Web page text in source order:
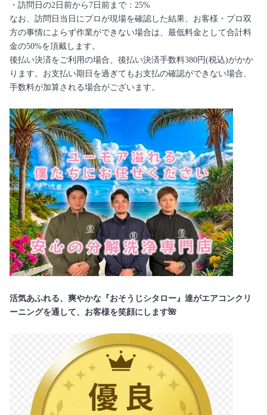
・訪問日の2日前から7日前まで：25%
なお、訪問日当日にプロが現場を確認した結果、お客様・プロ双
方の事情によらず作業ができない場合は、最低料金として合計料
金の50%を頂戴します。
後払い決済をご利用の場合、後払い決済手数料380円(税込)がかか
ります。お支払い期日を過ぎてもお支払の確認ができない場合、
手数料が加算される場合がございます。
活気あふれる、爽やかな『おそうじシタロー』達がエアコンクリ
ーニングを通して、お客様を笑顔にします🌺